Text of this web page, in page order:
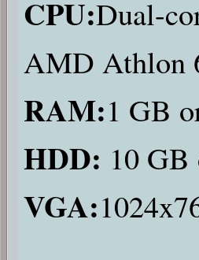
CPU:Dual-
AMD Athlon
RAM:1 GB
HDD: 10
VGA: